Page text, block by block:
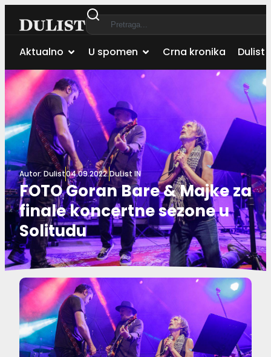
Aktualno U spomen Crna kronika Dulist
Autor:Dulist04.09.2022.DuList IN
FOTO Goran Bare & Majke za
finale koncertne sezone u
Solitudu